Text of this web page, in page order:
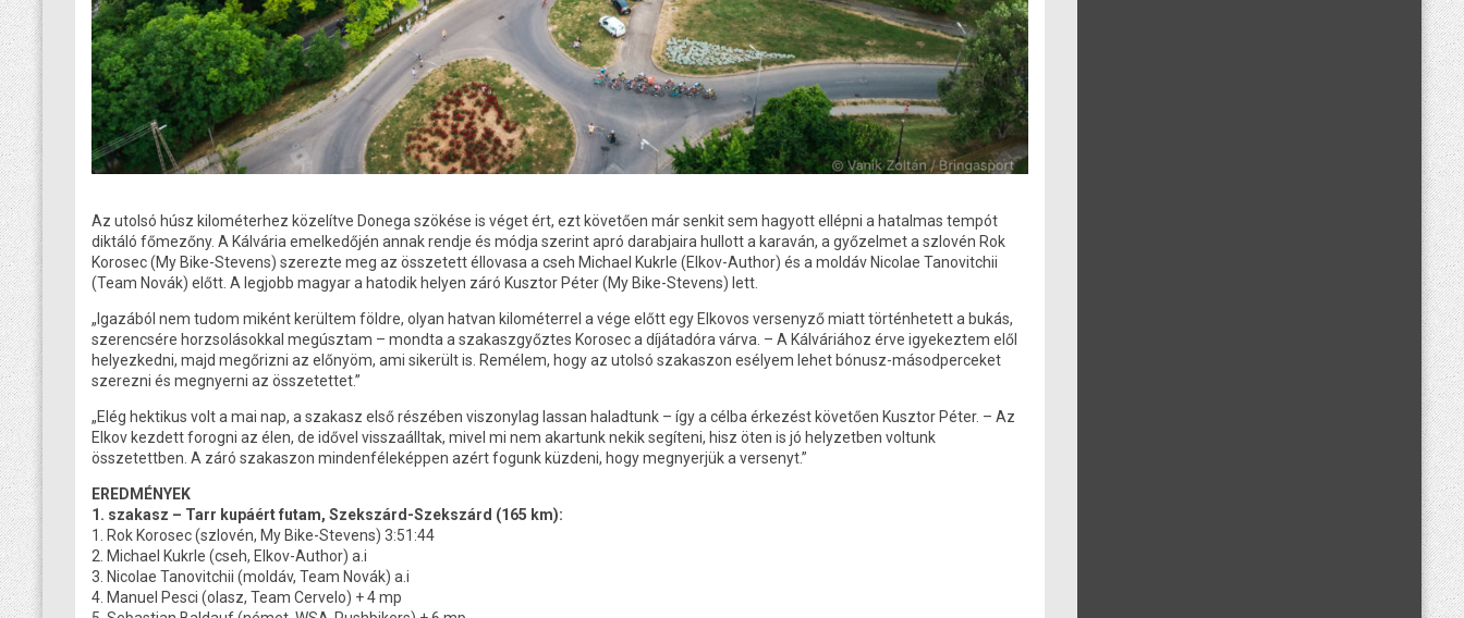
Az utolsó húsz kilométerhez közelítve Donega szökése is véget ért, ezt követően már senkit sem hagyott ellépni a hatalmas tempót
diktáló főmezőny. A Kálvária emelkedőjén annak rendje és módja szerint apró darabjaira hullott a karaván, a győzelmet a szlovén Rok
Korosec (My Bike-Stevens) szerezte meg az összetett éllovasa a cseh Michael Kukrle (Elkov-Author) és a moldáv Nicolae Tanovitchii
(Team Novák) előtt. A legjobb magyar a hatodik helyen záró Kusztor Péter (My Bike-Stevens) lett.
„Igazából nem tudom miként kerültem földre, olyan hatvan kilométerrel a vége előtt egy Elkovos versenyző miatt történhetett a bukás,
szerencsére horzsolásokkal megúsztam – mondta a szakaszgyőztes Korosec a díjátadóra várva. – A Kálváriához érve igyekeztem elől
helyezkedni, majd megőrizni az előnyöm, ami sikerült is. Remélem, hogy az utolsó szakaszon esélyem lehet bónusz-másodperceket
szerezni és megnyerni az összetettet.”
„Elég hektikus volt a mai nap, a szakasz első részében viszonylag lassan haladtunk – így a célba érkezést követően Kusztor Péter. – Az
Elkov kezdett forogni az élen, de idővel visszaálltak, mivel mi nem akartunk nekik segíteni, hisz öten is jó helyzetben voltunk
összetettben. A záró szakaszon mindenféleképpen azért fogunk küzdeni, hogy megnyerjük a versenyt.”
EREDMÉNYEK
1. szakasz – Tarr kupáért futam, Szekszárd-Szekszárd (165 km):
1. Rok Korosec (szlovén, My Bike-Stevens) 3:51:44
2. Michael Kukrle (cseh, Elkov-Author) a.i
3. Nicolae Tanovitchii (moldáv, Team Novák) a.i
4. Manuel Pesci (olasz, Team Cervelo) + 4 mp